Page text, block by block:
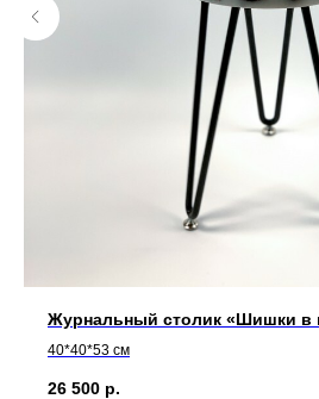
Журнальный столик «Шишки в
40*40*53 см
26 500 р.